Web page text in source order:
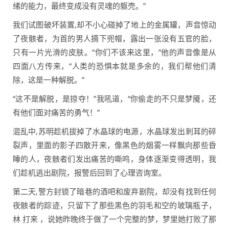
绪的能力，最终变成没有灵魂的躯壳。”
我们试图破坏装置,却不小心碰掉了地上的金属罐，声音惊动
了夜骸者，为首的男人摘下兜帽，露出一张没有五官的脸，
只有一片光滑的皮肤。“你们不该来这里，”他的声音像是从
四面八方传来，“人类的恐惧本就是多余的，我们帮他们清
除，这是一种解脱。”
“这不是解脱，是掠夺！”我吼道，“你偷走的不只是梦魇，还
有他们面对痛苦的勇气！”
混乱中,苏明趁机拔掉了水晶球的电源，水晶球发出刺耳的碎
裂声，里面的影子四散开来，像黑色的烟雾一样飘向那些昏
睡的人，夜骸者们发出痛苦的嘶鸣，身体逐渐变得透明，我
们趁机逃出剧院，报警后回到了心理咨询室。
第二天,警方封锁了暗巷的酒吧和废弃剧院，却没有找到任何
夜骸者的踪迹，只留下了那些黑色的羽毛和空的玻璃瓶子，
林 打来 ，说她昨晚终于做了一个完整的梦，梦里她打败了那